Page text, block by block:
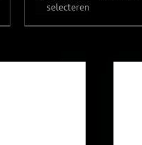
selecteren